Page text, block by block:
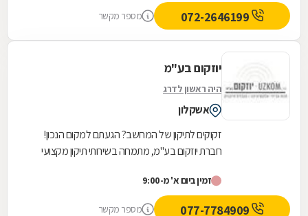
מספר מקשר
יוזקום בע"מ
היה ראשון לדרג
אשקלון
זקוקים לתיקון של המחשב? הגעתם למקום הנכון!
חברת יוזקום בע"מ, מתמחה בשירותי תיקון מקצועי
זמין ביום א' מ-9:00
מספר מקשר